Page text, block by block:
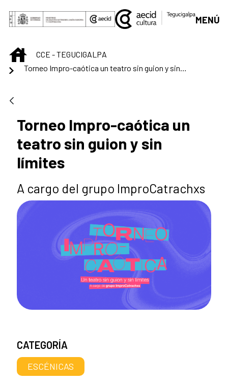
Saltar al contenido principal
MENÚ
INICIOCCE - TEGUCIGALPA
Torneo Impro-caótica un teatro sin guion y sin límites
Torneo Impro-caótica un
teatro sin guion y sin
límites
A cargo del grupo ImproCatrachxs
CATEGORÍA
ESCÉNICAS